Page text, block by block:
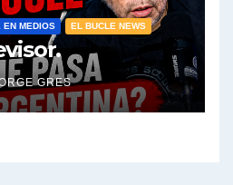
EN MEDIOS EL BUCLE NEWS
GRES